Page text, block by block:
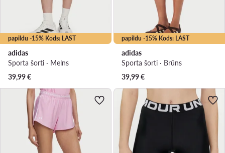
papildu -15% Kods: LAST
adidas
Sporta šorti · Melns
39,99€
papildu -15% Kods: LAST
adidas
Sporta šorti · Brūns
39,99€